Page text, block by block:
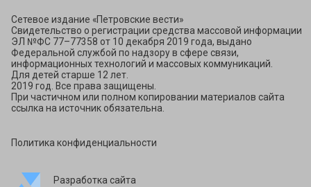
Сетевое издание «Петровские вести»
Свидетельство о регистрации средства массовой информации
ЭЛ №ФС 77–77358 от 10 декабря 2019 года, выдано
Федеральной службой по надзору в сфере связи,
информационных технологий и массовых коммуникаций.
Для детей старше 12 лет.
2019 год. Все права защищены.
При частичном или полном копировании материалов сайта
ссылка на источник обязательна.
Политика конфиденциальности
Разработка сайта